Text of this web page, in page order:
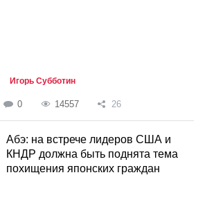
Игорь Субботин
0 14557 26
Абэ: на встрече лидеров США и
КНДР должна быть поднята тема
похищения японских граждан